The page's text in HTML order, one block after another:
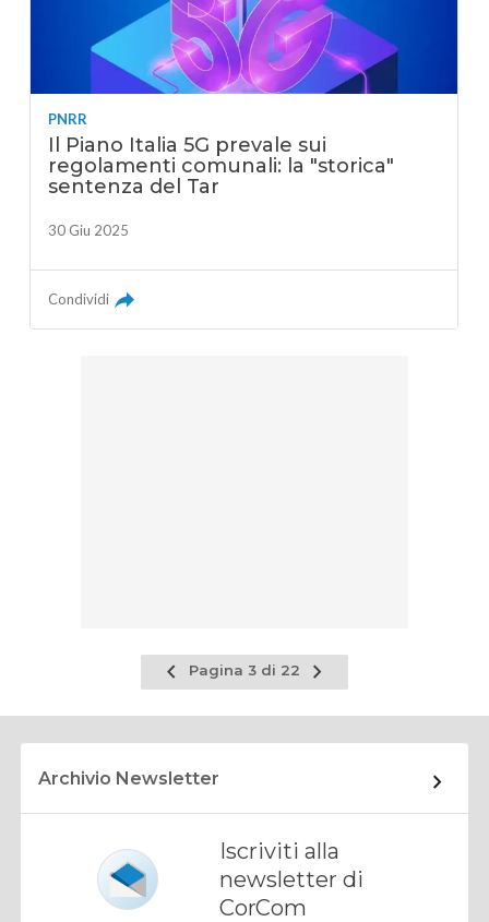
PNRR
Il Piano Italia 5G prevale sui
regolamenti comunali: la "storica"
sentenza del Tar
30 Giu 2025
Condividi
Pagina
precedente
Pagina 3 di 22
Pagina
successiva
Archivio Newsletter
Iscriviti alla
newsletter di
CorCom